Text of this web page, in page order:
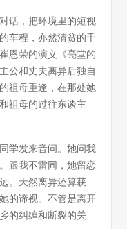
话，把环境里的短视
车程，亦然清贫的千
恩荣的演义《亮堂的
公和丈夫离异后独自
祖母重逢，在那处她
祖母的过往东谈主
学发来音问。她问我
跟我不雷同，她留恋
。天然离异还算获
的谛视。不管是离开
的纠缠和断裂的关